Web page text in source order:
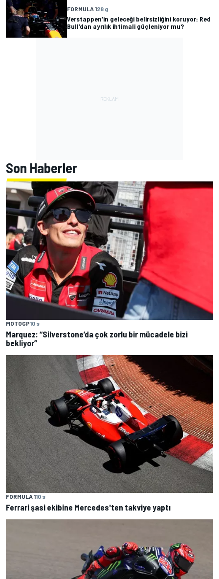
FORMULA 128 g
Verstappen’in geleceği belirsizliğini koruyor: Red
Bull’dan ayrılık ihtimali güçleniyor mu?
Son Haberler
MOTOGP10 s
Marquez: “Silverstone’da çok zorlu bir mücadele bizi
bekliyor”
FORMULA 110 s
Ferrari şasi ekibine Mercedes'ten takviye yaptı